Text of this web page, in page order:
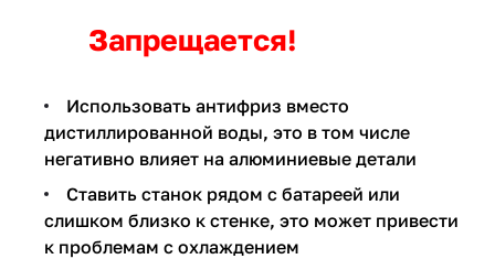
Запрещается!
Использовать антифриз вместо
дистиллированной воды, это в том числе
негативно влияет на алюминиевые детали
Ставить станок рядом с батареей или
слишком близко к стенке, это может привести
к проблемам с охлаждением